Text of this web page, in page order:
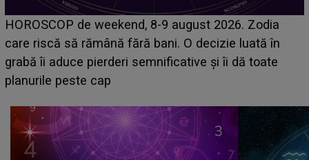
Emanuel a ținut ACEST DETALIU ASCUNS până
acum! În fața Alexandrei, concurentul din Casa Iubirii
face o MĂRTURISIRE NEAȘTEPTATĂ despre mama
sa: "I-am spus și ei în față, eu nu te iubesc pentru